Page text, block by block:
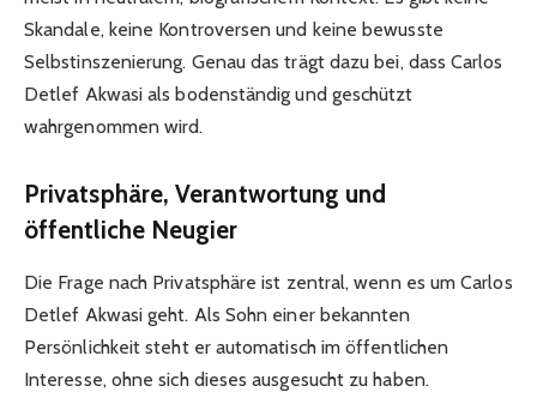
Skandale, keine Kontroversen und keine bewusste
Selbstinszenierung. Genau das trägt dazu bei, dass Carlos
Detlef Akwasi als bodenständig und geschützt
wahrgenommen wird.
Privatsphäre, Verantwortung und
öffentliche Neugier
Die Frage nach Privatsphäre ist zentral, wenn es um Carlos
Detlef Akwasi geht. Als Sohn einer bekannten
Persönlichkeit steht er automatisch im öffentlichen
Interesse, ohne sich dieses ausgesucht zu haben.